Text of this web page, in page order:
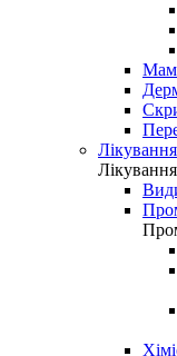
Лікування
Лікування